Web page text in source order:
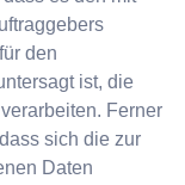
den
ist, die
Ferner
sich die zur
Daten